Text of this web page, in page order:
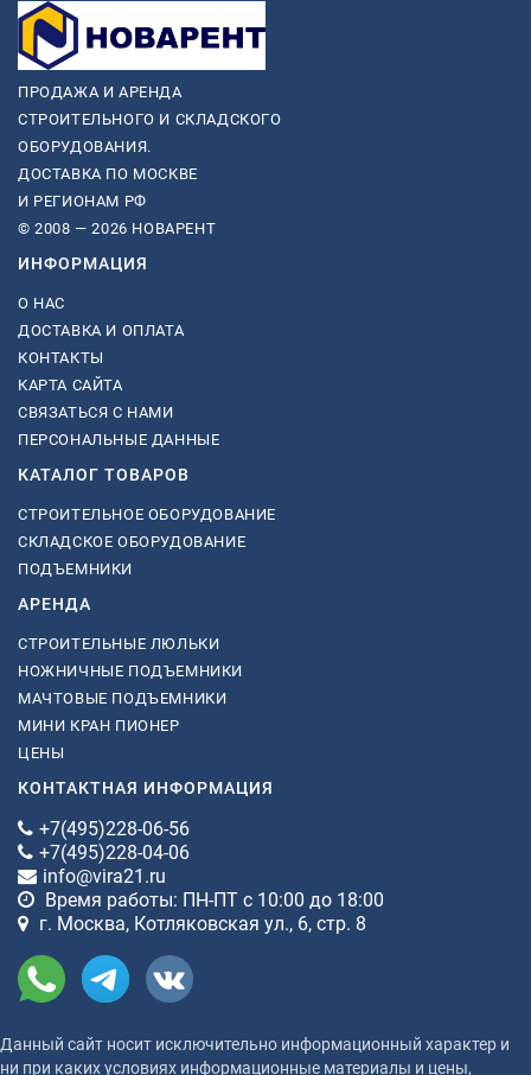
ПРОДАЖА И АРЕНДА
СТРОИТЕЛЬНОГО И СКЛАДСКОГО
ОБОРУДОВАНИЯ.
ДОСТАВКА ПО МОСКВЕ
И РЕГИОНАМ РФ
© 2008 — 2026 НОВАРЕНТ
ИНФОРМАЦИЯ
О НАС
ДОСТАВКА И ОПЛАТА
КОНТАКТЫ
КАРТА САЙТА
СВЯЗАТЬСЯ С НАМИ
ПЕРСОНАЛЬНЫЕ ДАННЫЕ
КАТАЛОГ ТОВАРОВ
СТРОИТЕЛЬНОЕ ОБОРУДОВАНИЕ
СКЛАДСКОЕ ОБОРУДОВАНИЕ
ПОДЪЕМНИКИ
АРЕНДА
СТРОИТЕЛЬНЫЕ ЛЮЛЬКИ
НОЖНИЧНЫЕ ПОДЪЕМНИКИ
МАЧТОВЫЕ ПОДЪЕМНИКИ
МИНИ КРАН ПИОНЕР
ЦЕНЫ
КОНТАКТНАЯ ИНФОРМАЦИЯ
+7(495)228-06-56
+7(495)228-04-06
info@vira21.ru
Время работы: ПН-ПТ с 10:00 до 18:00
г. Москва, Котляковская ул., 6, стр. 8
Данный сайт носит исключительно информационный характер и
ни при каких условиях информационные материалы и цены,